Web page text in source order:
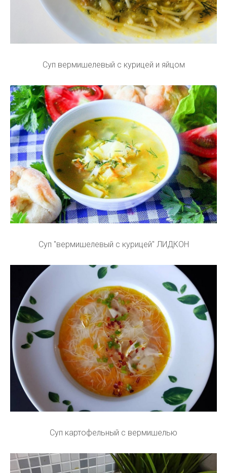
Суп вермишелевый с курицей и яйцом
Суп "вермишелевый с курицей" ЛИДКОН
Суп картофельный с вермишелью